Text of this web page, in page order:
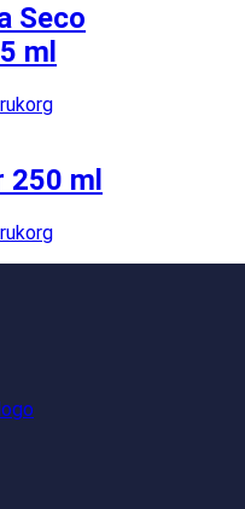
Seco
ml
250 ml